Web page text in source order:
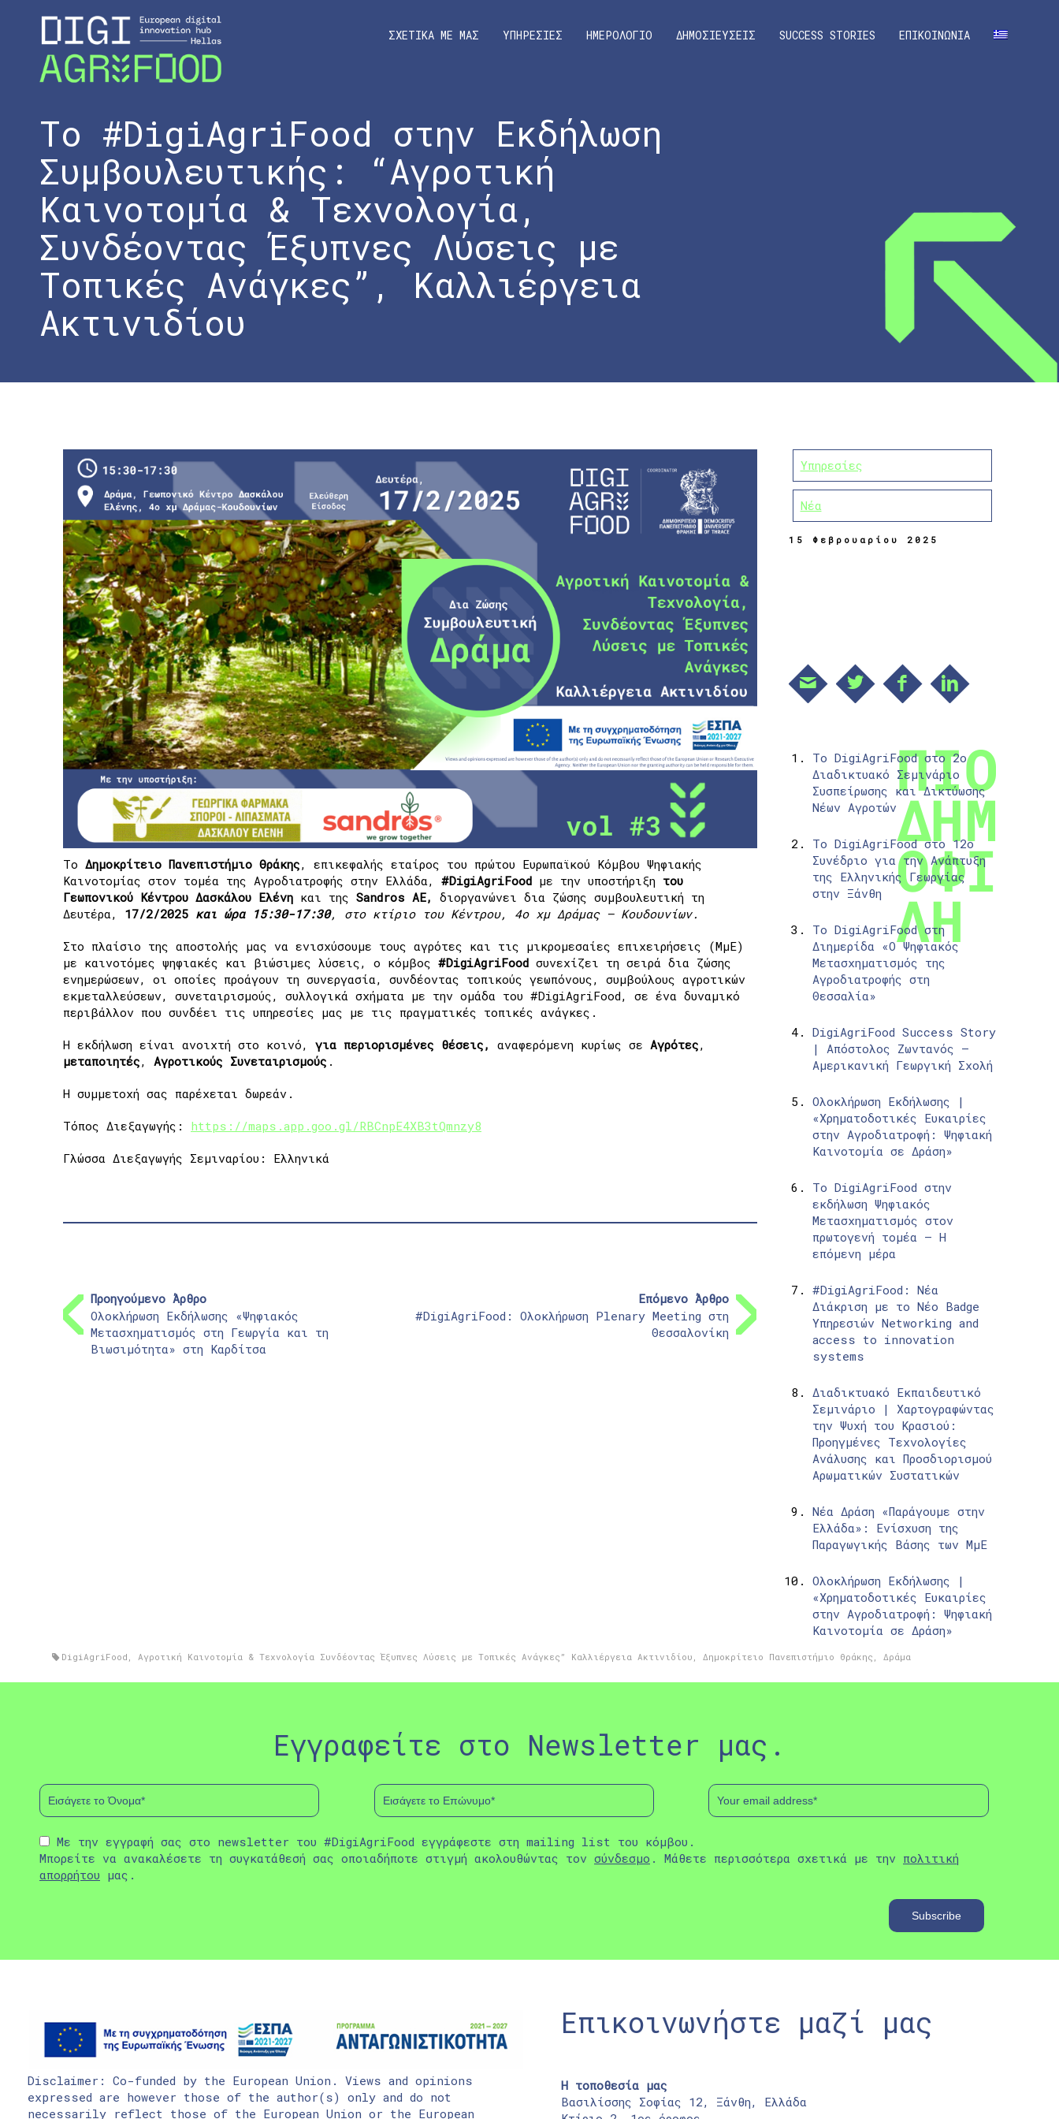
ΣΧΕΤΙΚΑ ΜΕ ΜΑΣ ΥΠΗΡΕΣΙΕΣ ΗΜΕΡΟΛΟΓΙΟ ΔΗΜΟΣΙΕΥΣΕΙΣ SUCCESS STORIES ΕΠΙΚΟΙΝΩΝΙΑ
Το #DigiAgriFood στην Εκδήλωση
Συμβουλευτικής: “Αγροτική
Καινοτομία & Τεχνολογία,
Συνδέοντας Έξυπνες Λύσεις με
Τοπικές Ανάγκες”, Καλλιέργεια
Ακτινιδίου
Το Δημοκρίτειο Πανεπιστήμιο Θράκης, επικεφαλής εταίρος του πρώτου Ευρωπαϊκού Κόμβου Ψηφιακής
Καινοτομίας στον τομέα της Αγροδιατροφής στην Ελλάδα, #DigiAgriFood με την υποστήριξη του
Γεωπονικού Κέντρου Δασκάλου Ελένη και της Sandros AE, διοργανώνει δια ζώσης συμβουλευτική τη
Δευτέρα, 17/2/2025 και ώρα 15:30-17:30, στο κτίριο του Κέντρου, 4οχμ Δράμας – Κουδουνίων.
Στο πλαίσιο της αποστολής μας να ενισχύσουμε τους αγρότες και τις μικρομεσαίες επιχειρήσεις (ΜμΕ)
με καινοτόμες ψηφιακές και βιώσιμες λύσεις, ο κόμβος #DigiAgriFood συνεχίζει τη σειρά δια ζώσης
ενημερώσεων, οι οποίες προάγουν τη συνεργασία, συνδέοντας τοπικούς γεωπόνους, συμβούλους αγροτικών
εκμεταλλεύσεων, συνεταιρισμούς, συλλογικά σχήματα με την ομάδα του #DigiAgriFood, σε ένα δυναμικό
περιβάλλον που συνδέει τις υπηρεσίες μας με τις πραγματικές τοπικές ανάγκες.
Η εκδήλωση είναι ανοιχτή στο κοινό, για περιορισμένες θέσεις, αναφερόμενη κυρίως σε Αγρότες,
μεταποιητές, Αγροτικούς Συνεταιρισμούς .
Η συμμετοχή σας παρέχεται δωρεάν.
Τόπος Διεξαγωγής: https://maps.app.goo.gl/RBCnpE4XB3tQmnzy8
Γλώσσα Διεξαγωγής Σεμιναρίου: Ελληνικά
Προηγούμενο Άρθρο
Ολοκλήρωση Εκδήλωσης «Ψηφιακός
Μετασχηματισμός στη Γεωργία και τη
Βιωσιμότητα» στη Καρδίτσα
Επόμενο Άρθρο
#DigiAgriFood: Ολοκλήρωση Plenary Meeting στη
Θεσσαλονίκη
Υπηρεσίες
Νέα
15 Φεβρουαρίου 2025
Το DigiAgriFood στο 2ο
Διαδικτυακό Σεμινάριο
Συσπείρωσης και Δικτύωσης
Νέων Αγροτών
Το DigiAgriFood στο 12ο
Συνέδριο για την Ανάπτυξη
της Ελληνικής Γεωργίας
στην Ξάνθη
Το DigiAgriFood στη
Διημερίδα «Ο Ψηφιακός
Μετασχηματισμός της
Αγροδιατροφής στη
Θεσσαλία»
DigiAgriFood Success Story
| Απόστολος Ζωντανός –
Αμερικανική Γεωργική Σχολή
Ολοκλήρωση Εκδήλωσης |
«Χρηματοδοτικές Ευκαιρίες
στην Αγροδιατροφή: Ψηφιακή
Καινοτομία σε Δράση»
Το DigiAgriFood στην
εκδήλωση Ψηφιακός
Μετασχηματισμός στον
πρωτογενή τομέα – Η
επόμενη μέρα
#DigiAgriFood: Νέα
Διάκριση με το Νέο Badge
Υπηρεσιών Networking and
access to innovation
systems
Διαδικτυακό Εκπαιδευτικό
Σεμινάριο | Χαρτογραφώντας
την Ψυχή του Κρασιού:
Προηγμένες Τεχνολογίες
Ανάλυσης και Προσδιορισμού
Αρωματικών Συστατικών
Νέα Δράση «Παράγουμε στην
Ελλάδα»: Ενίσχυση της
Παραγωγικής Βάσης των ΜμΕ
Ολοκλήρωση Εκδήλωσης |
«Χρηματοδοτικές Ευκαιρίες
στην Αγροδιατροφή: Ψηφιακή
Καινοτομία σε Δράση»
DigiAgriFood ,Αγροτική Καινοτομία & Τεχνολογία Συνδέοντας Έξυπνες Λύσεις με Τοπικές Ανάγκες” Καλλιέργεια Ακτινιδίου ,Δημοκρίτειο Πανεπιστήμιο Θράκης ,Δράμα
Εγγραφείτε στο Newsletter μας.
Με την εγγραφή σας στο newsletter του #DigiAgriFood εγγράφεστε στη mailing list του κόμβου.
Μπορείτε να ανακαλέσετε τη συγκατάθεσή σας οποιαδήποτε στιγμή ακολουθώντας τον σύνδεσμο . Μάθετε περισσότερα σχετικά με την πολιτική
απορρήτου μας.
Disclaimer: Co-funded by the European Union. Views and opinions
expressed are however those of the author(s) only and do not
necessarily reflect those of the European Union or the European
Επικοινωνήστε μαζί μας
Η τοποθεσία μας
Βασιλίσσης Σοφίας 12, Ξάνθη, Ελλάδα